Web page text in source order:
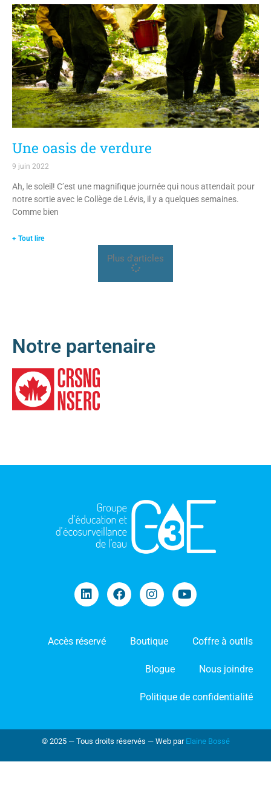
Une oasis de verdure
9 juin 2022
Ah, le soleil! C’est une magnifique journée qui nous attendait pour
notre sortie avec le Collège de Lévis, il y a quelques semaines.
Comme bien
+ Tout lire
Plus d'articles
Notre partenaire
Accès réservé Boutique Coffre à outils
Blogue Nous joindre
Politique de confidentialité
© 2025 — Tous droits réservés — Web par Elaine Bossé